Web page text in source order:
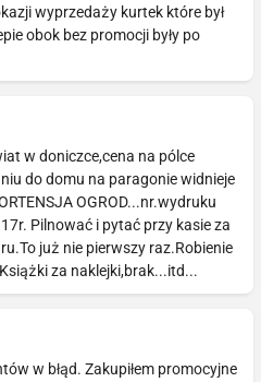
wyprzedaży kurtek które był
obok bez promocji były po
w doniczce,cena na pólce
do domu na paragonie widnieje
OGROD...nr.wydruku
Pilnować i pytać przy kasie za
już nie pierwszy raz.Robienie
za naklejki,brak...itd...
w błąd. Zakupiłem promocyjne